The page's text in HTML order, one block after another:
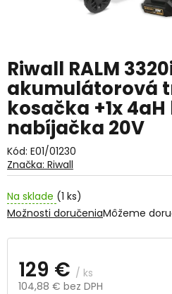
Riwall RALM
akumulátorová
kosačka +1x
nabíjačka 20V
Kód: E01/01230
Na sklade (1 ks)
Môžeme
Možnosti doručenia
129 € / ks
104,88 € bez DPH
Značka: Riwall